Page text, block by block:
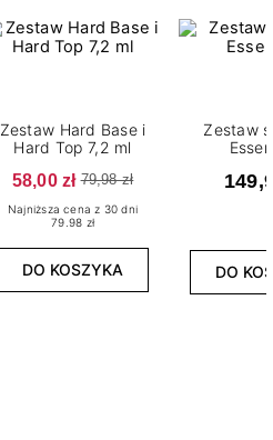
Zestaw Hard Base i
Hard Top 7,2 ml
58,00 zł 79,98 zł
Najniższa cena z 30 dni
79.98 zł
DO KOSZYKA
Zestaw
DO